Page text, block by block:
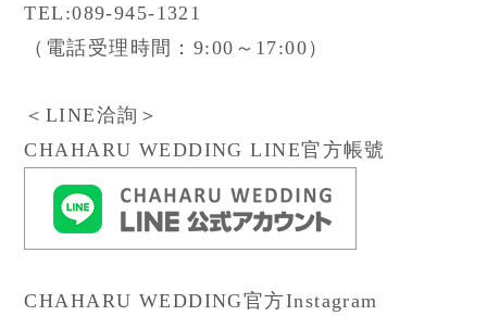
TEL:089-945-1321
（電話受理時間：9:00～17:00）
＜LINE洽詢＞
CHAHARU WEDDING LINE官方帳號
CHAHARU WEDDING官方Instagram